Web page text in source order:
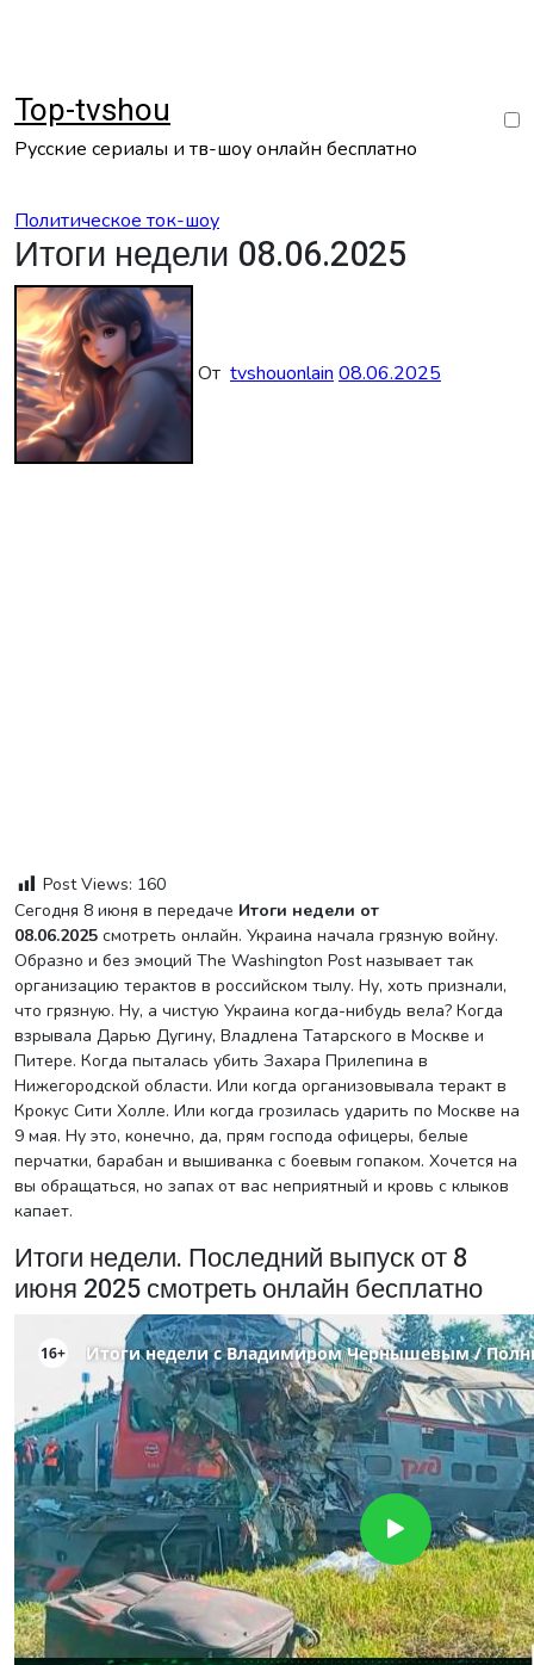
Top-tvshou
Русские сериалы и тв-шоу онлайн бесплатно
Политическое ток-шоу
Итоги недели 08.06.2025
От tvshouonlain 08.06.2025
Post Views: 160
Сегодня 8 июня в передаче Итоги недели от
08.06.2025 смотреть онлайн. Украина начала грязную войну.
Образно и без эмоций The Washington Post называет так
организацию терактов в российском тылу. Ну, хоть признали,
что грязную. Ну, а чистую Украина когда-нибудь вела? Когда
взрывала Дарью Дугину, Владлена Татарского в Москве и
Питере. Когда пыталась убить Захара Прилепина в
Нижегородской области. Или когда организовывала теракт в
Крокус Сити Холле. Или когда грозилась ударить по Москве на
9 мая. Ну это, конечно, да, прям господа офицеры, белые
перчатки, барабан и вышиванка с боевым гопаком. Хочется на
вы обращаться, но запах от вас неприятный и кровь с клыков
капает.
Итоги недели. Последний выпуск от 8
июня 2025 смотреть онлайн бесплатно